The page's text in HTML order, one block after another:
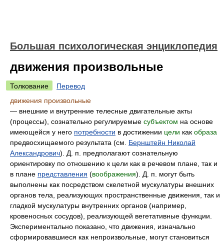
Большая психологическая энциклопедия
движения произвольные
Толкование
Перевод
движения произвольные
— внешние и внутренние телесные двигательные акты
(процессы), сознательно регулируемые субъектом на основе
имеющейся у него потребности в достижении цели как образа
предвосхищаемого результата (см. Бернштейн Николай
Александрович). Д. п. предполагают сознательную
ориентировку по отношению к цели как в речевом плане, так и
в плане представления (воображения). Д. п. могут быть
выполнены как посредством скелетной мускулатуры внешних
органов тела, реализующих пространственные движения, так и
гладкой мускулатуры внутренних органов (например,
кровеносных сосудов), реализующей вегетативные функции.
Экспериментально показано, что движения, изначально
сформировавшиеся как непроизвольные, могут становиться